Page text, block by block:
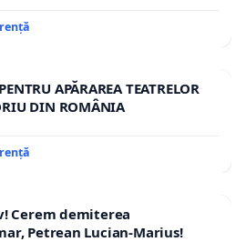
APĂRAREA TEATRELOR
DIN ROMÂNIA
Cerem demiterea
Petrean Lucian-Marius!